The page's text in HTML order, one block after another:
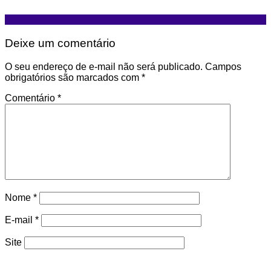
Deixe um comentário
O seu endereço de e-mail não será publicado. Campos
obrigatórios são marcados com *
Comentário *
Nome *
E-mail *
Site